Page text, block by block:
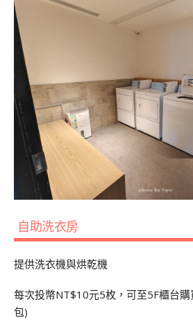
自助洗衣房
提供洗衣機與烘乾機
每次投幣NT$10元5枚，可至5F櫃台
包)